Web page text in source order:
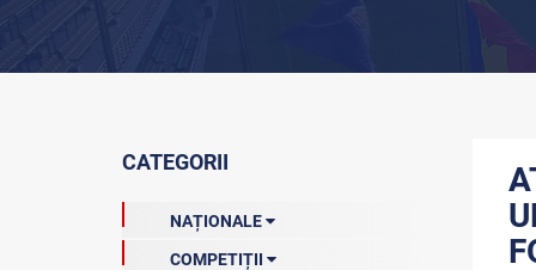
CATEGORII
NAȚIONALE
COMPETIȚII